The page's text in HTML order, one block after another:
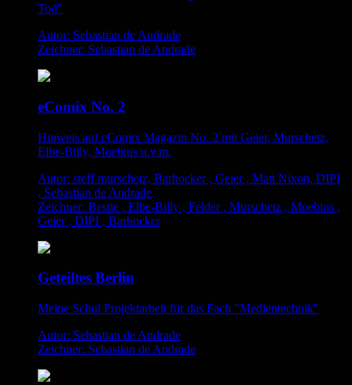
Tod"
Autor: Sebastian de Andrade
Zeichner: Sebastian de Andrade
eComix No. 2
Hinweis auf eComix Magazin No. 2 mit Geier, Murschetz,
Elbe-Billy, Moebius u.v.m.
Autor: steff murschetz, Barhocker , Geier , Matt Nixon, DIPI
, Sebastian de Andrade
Zeichner: Bestie , Elbe-Billy , Felder , Murschetz , Moebius ,
Geier , DIPI , Barhocker
Geteiltes Berlin
Meine Schul Projektarbeit für das Fach "Medientechnik"
Autor: Sebastian de Andrade
Zeichner: Sebastian de Andrade